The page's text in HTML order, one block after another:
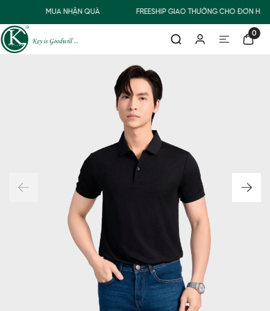
MUA NHẬN QUÀ FREESHIP GIAO THƯỜNG CHO ĐƠN
0